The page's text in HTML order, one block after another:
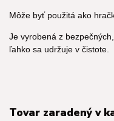
Môže byť použitá ako
Je vyrobená z
ľahko sa udržuje v čistote.
Tovar zaradený v